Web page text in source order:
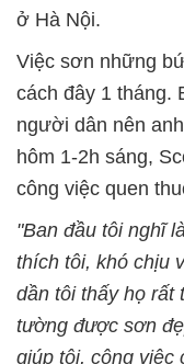
ở Hà Nội.
Việc sơn những
cách đây 1 tháng.
người dân nên
hôm 1-2h sáng,
công việc quen
"Ban đầu tôi nghĩ
thích tôi, khó chịu
dần tôi thấy họ rất
tường được sơn
giúp tôi, công việc